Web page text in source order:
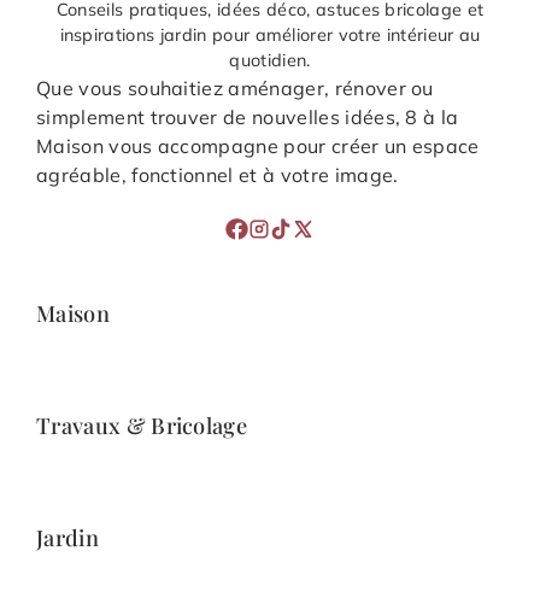
Conseils pratiques, idées déco, astuces bricolage et
inspirations jardin pour améliorer votre intérieur au
quotidien.
Que vous souhaitiez aménager, rénover ou
simplement trouver de nouvelles idées, 8 à la
Maison vous accompagne pour créer un espace
agréable, fonctionnel et à votre image.
Maison
Travaux & Bricolage
Jardin